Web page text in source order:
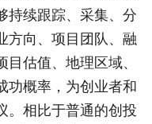
持续跟踪、采集、分
方向、项目团队、融
估值、地理区域、
功概率，为创业者和
。相比于普通的创投